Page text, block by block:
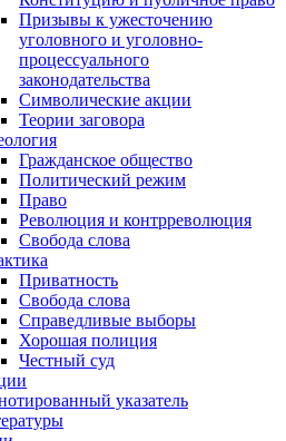
Призывы к ужесточению
уголовного и уголовно-
процессуального
законодательства
Символические акции
Теории заговора
Гражданское общество
Политический режим
Право
Революция и контрреволюция
Свобода слова
Приватность
Свобода слова
Справедливые выборы
Хорошая полиция
Честный суд
указатель